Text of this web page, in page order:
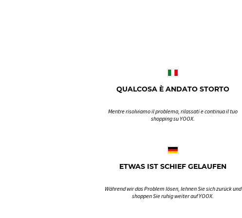
QUALCOSA È ANDATO STORTO
Mentre risolviamo il problema, rilassati e continua il tuo
shopping su YOOX.
ETWAS IST SCHIEF GELAUFEN
Während wir das Problem lösen, lehnen Sie sich zurück und
shoppen Sie ruhig weiter auf YOOX.